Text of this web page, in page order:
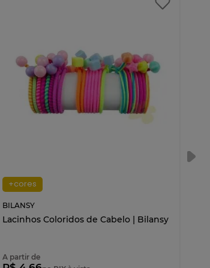
+cores
BILANSY
Lacinhos Coloridos de Cabelo | Bilansy
A partir de